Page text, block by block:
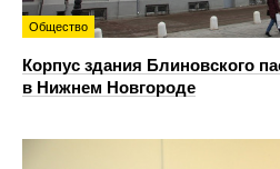
Общество
Корпус здания Блиновского
в Нижнем Новгороде